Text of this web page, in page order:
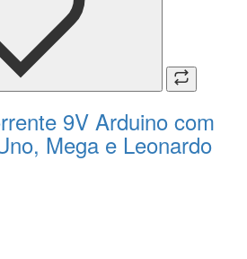
9V Arduino com
Mega e Leonardo